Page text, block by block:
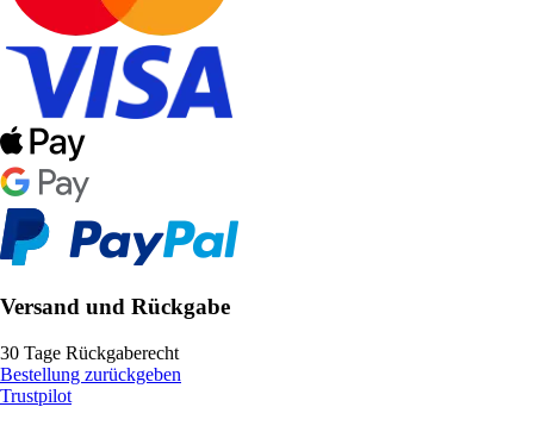
Versand und Rückgabe
30 Tage Rückgaberecht
Bestellung zurückgeben
Trustpilot